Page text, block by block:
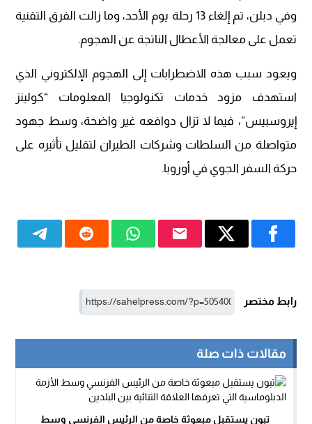
وفي دبلن، تم إلغاء 13 رحلة يوم الأحد، وما زالت الفرق التقنية
تعمل على معالجة الأعطال الناتجة عن الهجوم.
ويعود سبب هذه الاضطرابات إلى الهجوم الإلكتروني الذي
استهدف مزود خدمات تكنولوجيا المعلومات “كولينز
إيروسبيس”، فيما لا تزال دوافعه غير واضحة، وسط جهود
متواصلة من السلطات وشركات الطيران لتقليل تأثيره على
حركة السفر الجوي في أوروبا.
رابط مختصر
مقالات ذات صلة
تبون يستقبل مبعوثة خاصة من الرئيس الفرنسي وسط